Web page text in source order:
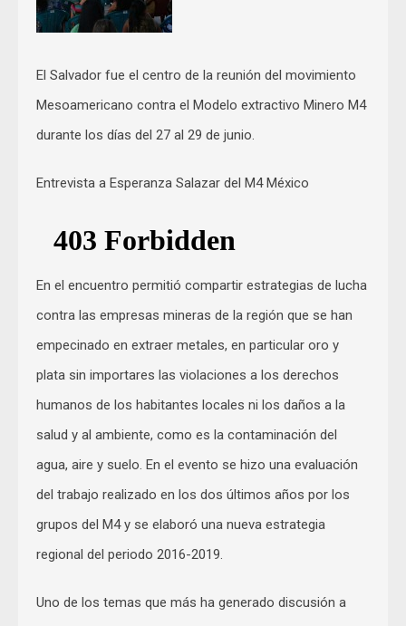
El Salvador fue el centro de la reunión del movimiento
Mesoamericano contra el Modelo extractivo Minero M4
durante los días del 27 al 29 de junio.
Entrevista a Esperanza Salazar del M4 México
En el encuentro permitió compartir estrategias de lucha
contra las empresas mineras de la región que se han
empecinado en extraer metales, en particular oro y
plata sin importares las violaciones a los derechos
humanos de los habitantes locales ni los daños a la
salud y al ambiente, como es la contaminación del
agua, aire y suelo. En el evento se hizo una evaluación
del trabajo realizado en los dos últimos años por los
grupos del M4 y se elaboró una nueva estrategia
regional del periodo 2016-2019.
Uno de los temas que más ha generado discusión a